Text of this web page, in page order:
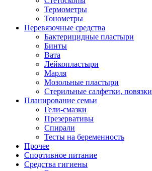
Термометры
Тонометры
Перевязочные средства
Бактерицидные пластыри
Бинты
Вата
Лейкопластыри
Марля
Мозольные пластыри
Стерильные салфетки, повязки
Планирование семьи
Гели-смазки
Презервативы
Спирали
Тесты на беременность
Прочее
Спортивное питание
Средства гигиены